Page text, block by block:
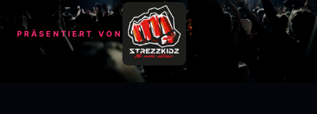
PRÄSENTIERT VON